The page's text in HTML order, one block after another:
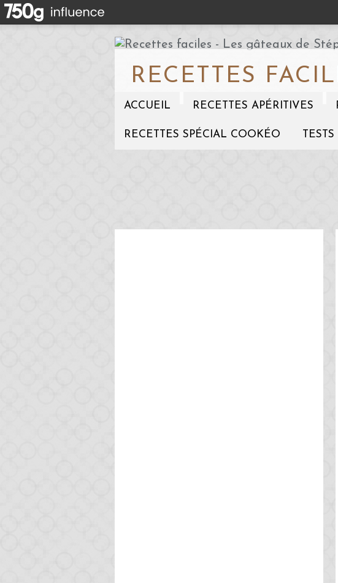
RECETTES
ACCUEIL RECETTES APÉRITIVES
RECETTES SPÉCIAL COOKÉO